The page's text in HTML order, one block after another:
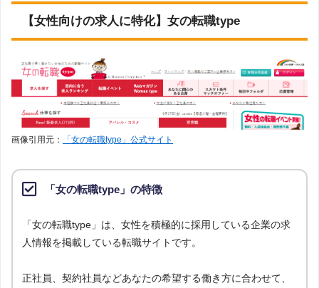
【女性向けの求人に特化】女の転職type
画像引用元： 「女の転職type」公式サイト
「女の転職type」の特徴
「女の転職type」は、女性を積極的に採用している企業の求
人情報を掲載している転職サイトです。
正社員、契約社員などあなたの希望する働き方に合わせて、